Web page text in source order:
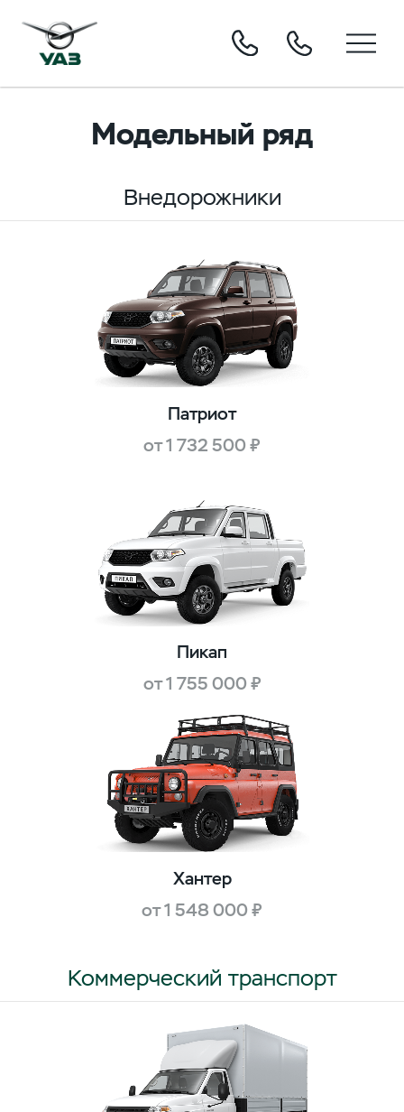
Модельный ряд
Внедорожники
Патриот
от 1 732 500 ₽
Пикап
от 1 755 000 ₽
Хантер
от 1 548 000 ₽
Коммерческий транспорт